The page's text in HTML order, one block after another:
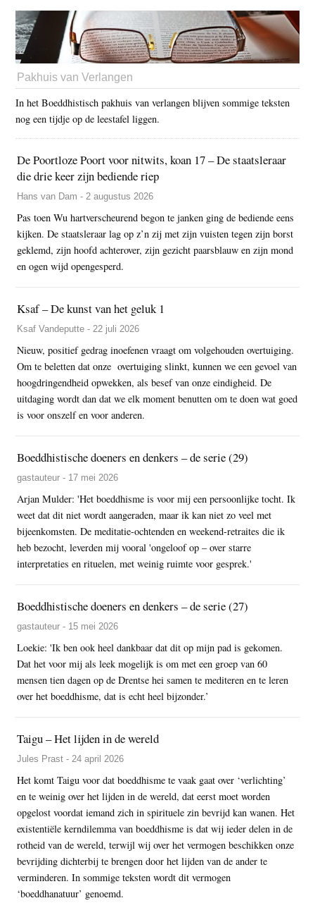
Pakhuis van Verlangen
In het Boeddhistisch pakhuis van verlangen blijven sommige teksten
nog een tijdje op de leestafel liggen.
De Poortloze Poort voor nitwits, koan 17 – De staatsleraar
die drie keer zijn bediende riep
Hans van Dam - 2 augustus 2026
Pas toen Wu hartverscheurend begon te janken ging de bediende eens
kijken. De staatsleraar lag op z’n zij met zijn vuisten tegen zijn borst
geklemd, zijn hoofd achterover, zijn gezicht paarsblauw en zijn mond
en ogen wijd opengesperd.
Ksaf – De kunst van het geluk 1
Ksaf Vandeputte - 22 juli 2026
Nieuw, positief gedrag inoefenen vraagt om volgehouden overtuiging.
Om te beletten dat onze overtuiging slinkt, kunnen we een gevoel van
hoogdringendheid opwekken, als besef van onze eindigheid. De
uitdaging wordt dan dat we elk moment benutten om te doen wat goed
is voor onszelf en voor anderen.
Boeddhistische doeners en denkers – de serie (29)
gastauteur - 17 mei 2026
Arjan Mulder: 'Het boeddhisme is voor mij een persoonlijke tocht. Ik
weet dat dit niet wordt aangeraden, maar ik kan niet zo veel met
bijeenkomsten. De meditatie-ochtenden en weekend-retraites die ik
heb bezocht, leverden mij vooral 'ongeloof op – over starre
interpretaties en rituelen, met weinig ruimte voor gesprek.'
Boeddhistische doeners en denkers – de serie (27)
gastauteur - 15 mei 2026
Loekie: 'Ik ben ook heel dankbaar dat dit op mijn pad is gekomen.
Dat het voor mij als leek mogelijk is om met een groep van 60
mensen tien dagen op de Drentse hei samen te mediteren en te leren
over het boeddhisme, dat is echt heel bijzonder.’
Taigu – Het lijden in de wereld
Jules Prast - 24 april 2026
Het komt Taigu voor dat boeddhisme te vaak gaat over ‘verlichting’
en te weinig over het lijden in de wereld, dat eerst moet worden
opgelost voordat iemand zich in spirituele zin bevrijd kan wanen. Het
existentiële kerndilemma van boeddhisme is dat wij ieder delen in de
rotheid van de wereld, terwijl wij over het vermogen beschikken onze
bevrijding dichterbij te brengen door het lijden van de ander te
verminderen. In sommige teksten wordt dit vermogen
‘boeddhanatuur’ genoemd.